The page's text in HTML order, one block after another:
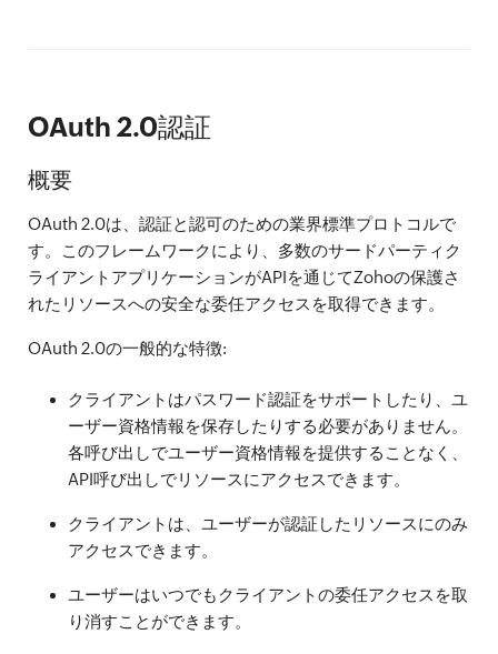
OAuth 2.0認証
概要
OAuth 2.0は、認証と認可のための業界標準プロトコルで
す。このフレームワークにより、多数のサードパーティク
ライアントアプリケーションがAPIを通じてZohoの保護さ
れたリソースへの安全な委任アクセスを取得できます。
OAuth 2.0の一般的な特徴:
クライアントはパスワード認証をサポートしたり、ユ
ーザー資格情報を保存したりする必要がありません。
各呼び出しでユーザー資格情報を提供することなく、
API呼び出しでリソースにアクセスできます。
クライアントは、ユーザーが認証したリソースにのみ
アクセスできます。
ユーザーはいつでもクライアントの委任アクセスを取
り消すことができます。